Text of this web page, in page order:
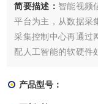
简要描述： 智能视频
平台为主，从数据采
采集控制中心再通过
配人工智能的软硬件
产品型号：